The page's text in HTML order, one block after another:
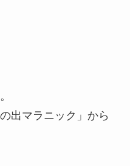
出マラニック」から